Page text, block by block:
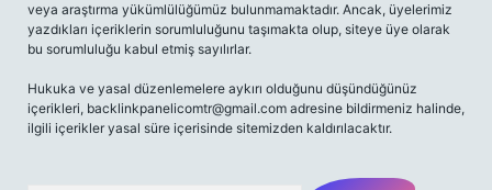
veya araştırma yükümlülüğümüz bulunmamaktadır. Ancak, üyelerimiz
yazdıkları içeriklerin sorumluluğunu taşımakta olup, siteye üye olarak
bu sorumluluğu kabul etmiş sayılırlar.
Hukuka ve yasal düzenlemelere aykırı olduğunu düşündüğünüz
içerikleri, backlinkpanelicomtr@gmail.com adresine bildirmeniz halinde,
ilgili içerikler yasal süre içerisinde sitemizden kaldırılacaktır.